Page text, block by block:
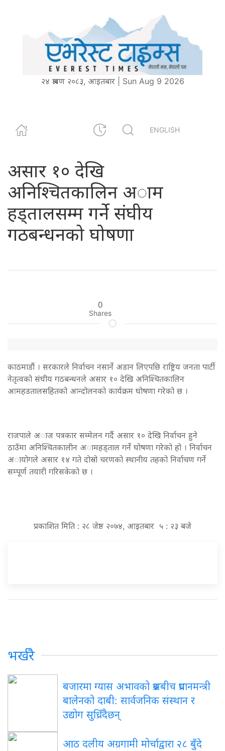
२४ श्रावण २०८३, आइतबार | Sun Aug 9 2026
ENGLISH
असार १० देखि
अनिश्चितकालिन अाम
हड्तालसम्म गर्ने संघीय
गठबन्धनको घोषणा
0
Shares
काठमाडाैं । सरकारले निर्वाचन नसार्ने अडान लिएपछि राष्ट्रिय जनता पार्टी
नेतृत्वको संघीय गठबन्धनले असार १० देखि अनिश्चितकालिन
आमहडतालसहितको आन्दोलनको कार्यक्रम घोषणा गरेको छ ।
राजपाले अाज पत्रकार सम्मेलन गर्दै असार १० देखि निर्वाचन हुने
ठाउँमा अनिश्चितकालीन अामहड्ताल गर्ने घोषणा गरेको हो । निर्वाचन
अायोगले असार १४ गते दोस्रो चरणको स्थानीय तहको निर्वाचण गर्ने
सम्पूर्ण तयारी गरिसकेको छ ।
प्रकाशित मिति : २८ जेष्ठ २०७४, आइतबार ५ : २३ बजे
भर्खरै
बजारमा ग्यास अभावको प्रश्नबीच प्रधानमन्त्री
बालेनको दाबी: सार्वजनिक संस्थान र
उद्योग सुध्रिँदैछन्
आठ दलीय अग्रगामी मोर्चाद्वारा २८ बुँदे